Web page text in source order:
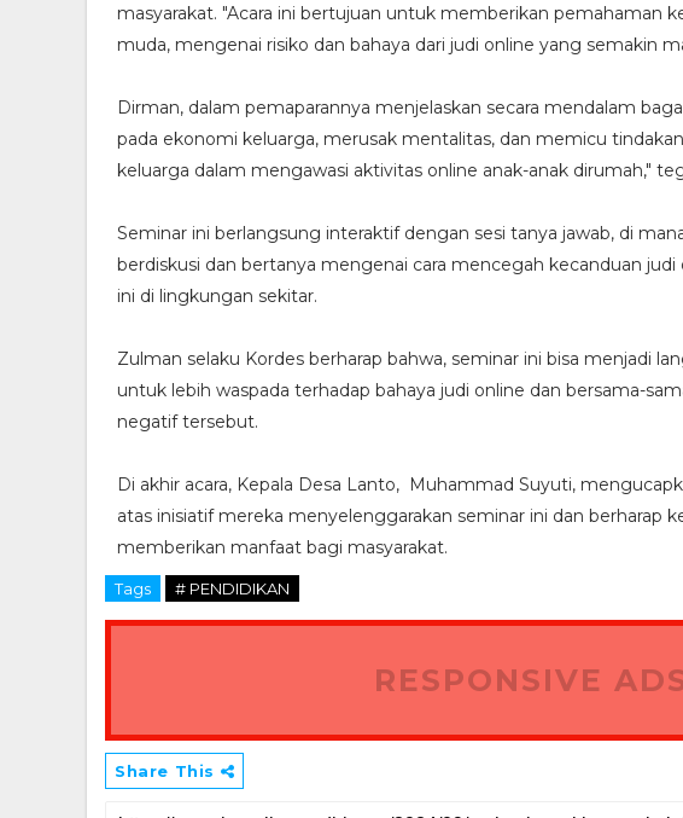
masyarakat. "Acara ini bertujuan untuk memberikan pemahaman
muda, mengenai risiko dan bahaya dari judi online yang semakin
Dirman, dalam pemaparannya menjelaskan secara mendalam
pada ekonomi keluarga, merusak mentalitas, dan memicu
keluarga dalam mengawasi aktivitas online anak-anak dirumah,"
Seminar ini berlangsung interaktif dengan sesi tanya jawab, di
berdiskusi dan bertanya mengenai cara mencegah kecanduan
ini di lingkungan sekitar.
Zulman selaku Kordes berharap bahwa, seminar ini bisa menjadi
untuk lebih waspada terhadap bahaya judi online dan bersama-
negatif tersebut.
Di akhir acara, Kepala Desa Lanto, Muhammad Suyuti,
atas inisiatif mereka menyelenggarakan seminar ini dan berharap
memberikan manfaat bagi masyarakat.
Tags # PENDIDIKAN
RESPONSIVE
Share This